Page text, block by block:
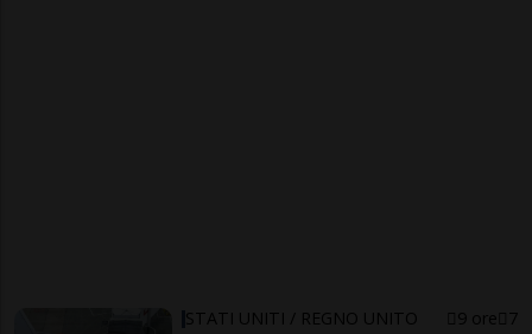
STATI UNITI / REGNO UNITO 9 ore 7